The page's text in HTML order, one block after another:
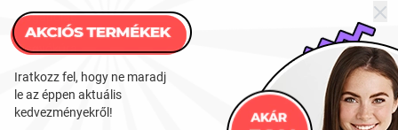
Fogápolás
Fogyókúra
Konyhában + receptek
Tudnivalók
Iratkozz fel, hogy ne maradj
le az éppen aktuális
kedvezményekről!